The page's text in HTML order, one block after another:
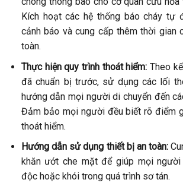
Kích hoạt các hệ thống báo cháy tự
cảnh báo và cung cấp thêm thời gian
toàn.
Thực hiện quy trình thoát hiểm: Theo
đã chuẩn bị trước, sử dụng các lối
hướng dẫn mọi người di chuyển đến
Đảm bảo mọi người đều biết rõ điểm
thoát hiểm.
Hướng dẫn sử dụng thiết bị an toàn:
khăn ướt che mặt để giúp mọi
độc hoặc khói trong quá trình sơ tán.